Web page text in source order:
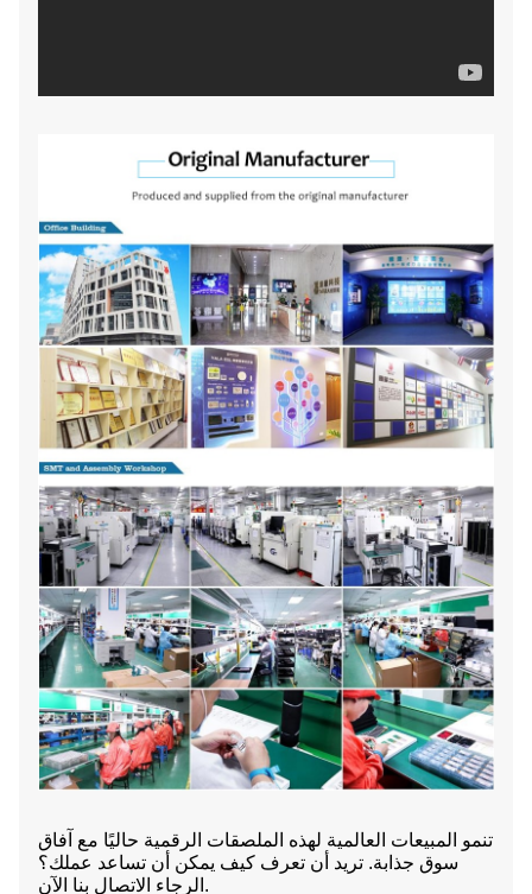
تنمو المبيعات العالمية لهذه الملصقات الرقمية حاليًا مع آفاق
سوق جذابة. تريد أن تعرف كيف يمكن أن تساعد عملك؟
الرجاء الاتصال بنا الآن.